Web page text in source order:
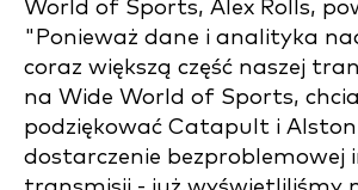
World of Sports, Alex Rolls,
"Ponieważ dane i analityka
coraz większą część naszej
na Wide World of Sports,
podziękować Catapult i
dostarczenie bezproblemowej